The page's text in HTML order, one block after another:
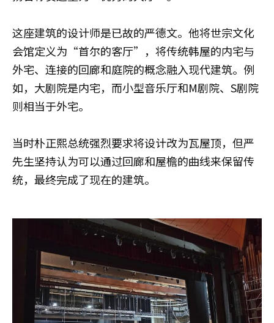
这座建筑的设计师是已故的严德文。他将世宗文化
会馆定义为“首尔的客厅”，将传统韩屋的内宅与
外宅、连接的回廊和庭院的概念融入现代建筑。例
如，大剧院是内宅，而小型音乐厅和M剧院、S剧院
则相当于外宅。
当时朴正熙总统强烈要求将设计改为瓦屋顶，但严
先生坚持认为可以通过回廊和屋檐的曲线来保留传
统，最终完成了现在的建筑。